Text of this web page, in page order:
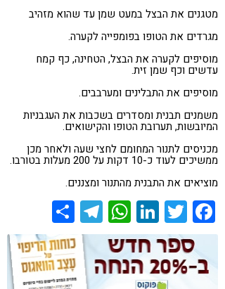
מטגנים את הבצל במעט שמן עד שהוא מזהיב
מגרדים את הטופו בפומפייה לקערה.
מוסיפים לקערה את הבצל, הטחינה, כף קמח
עדשים וכף שמן זית.
מוסיפים את התבלינים ומערבבים.
משמנים תבנית ומסדרים בשכבות את העגבניות
המיובשות, תערובת הטופו והקישואים.
מכניסים לתנור המחומם לחצי שעה ולאחר מכן
ממשיכים לעוד כ-10 דקות על 200 מעלות בטורבו.
מוציאים את התבנית מהתנור ומצננים.
Facebook
Twitter
LinkedIn
WhatsApp
Telegram